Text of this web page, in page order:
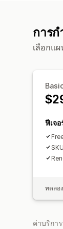
การ
เลือกแ
ฟีเจอ
ทดลอ
ค่าบริกา